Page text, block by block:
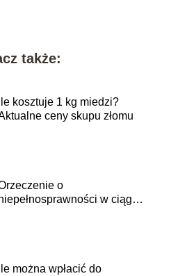
także:
Ile kosztuje 1 kg miedzi?
ceny skupu złomu
o
w ciągu
Ile można wpłacić do